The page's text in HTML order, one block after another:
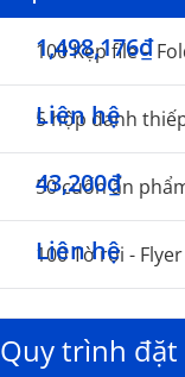
100 Kẹp file –
1,498,176₫
5 hộp danh
Liên hệ
50 cuốn ấn
43,200₫
100 Tờ rơi - Flyer
Liên hệ
Quy trình đặt